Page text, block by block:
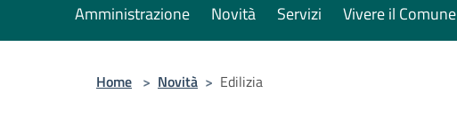
Amministrazione Novità Servizi Vivere il Comune
Home > Novità > Edilizia